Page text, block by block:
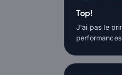
Top!
J'ai pas le